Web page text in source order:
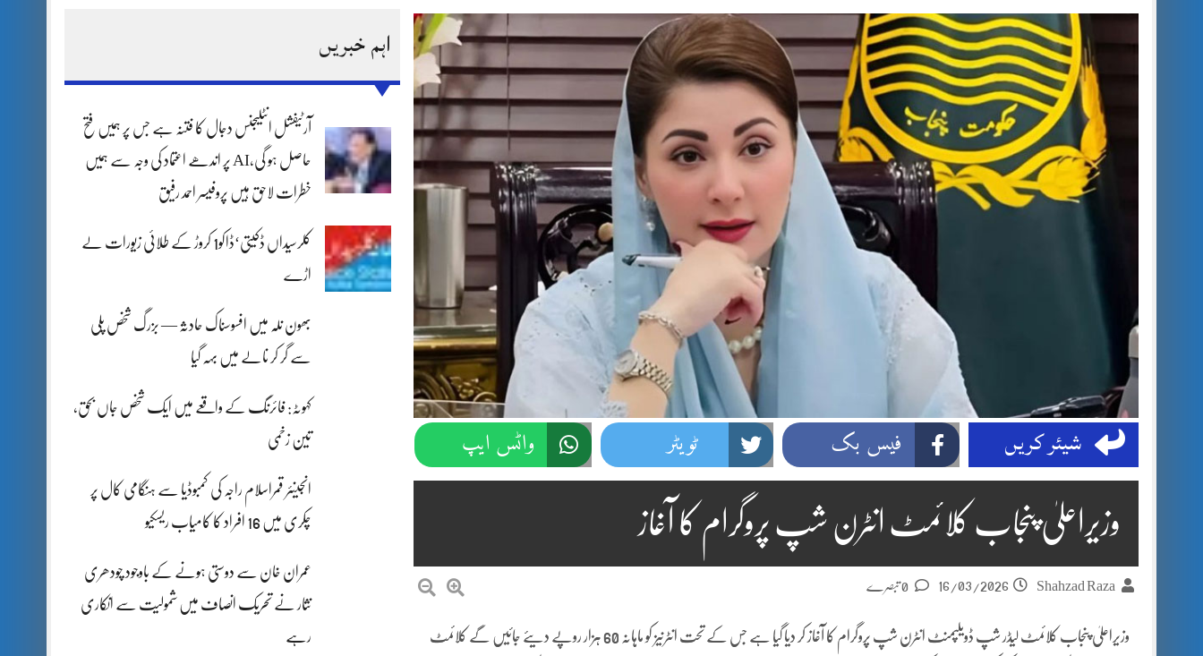
اہم خبریں
آرٹیفشل انٹلیجنس دجال کا فتنہ ہے جس پر ہمیں فتح
حاصل ہو گی،AI پر اندھے اعتماد کی وجہ سے ہمیں
خطرات لاحق ہیں پروفیسر احمد رفیق
کلرسیداں ڈکیتی‘ڈاکو1 کروڑ کے طلائی زیورات لے
اڑے
بھون نلہ میں افسوسناک حادثہ — بزرگ شخص پلی
سے گر کر نالے میں بہہ گیا
کہوٹہ: فائرنگ کے واقعے میں ایک شخص جاں بحق،
تین زخمی
انجینئر قمراسلام راجہ کی کمبوڈیا سے ہنگامی کال پر
چکری میں 16 افراد کا کامیاب ریسکیو
عمران خان سے دوستی ہونے کے باوجود چودھری
نثار نے تحریک انصاف میں شمولیت سے انکاری
رہے
شیئر کریں فیس بک ٹویٹر واٹس ایپ
وزیراعلیٰ پنجاب کلائمٹ انٹرن شپ پروگرام کا آغاز
Shahzad Raza
16/03/2026
وزیراعلیٰ پنجاب کلائمٹ لیڈر شپ ڈویلپمنٹ انٹرن شپ پروگرام کا آغاز کر دیا گیا ہے جس کے تحت انٹرنیز کو ماہانہ 60 ہزار روپے دیئے جائیں گے کلائمٹ